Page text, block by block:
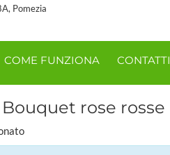
Pomezia
COME FUNZIONA CONTATTI
Bouquet rose rosse